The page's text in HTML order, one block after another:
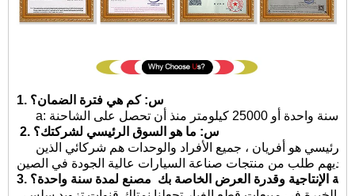
2. س: ما هو السوق الرئيسي لشركتك؟
الإنتاجية وقدرة العرض الخاصة بك مصنع لمدة سنة واحدة؟